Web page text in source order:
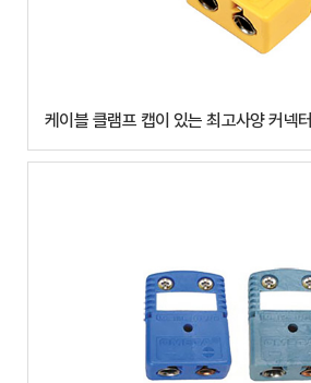
케이블 클램프 캡이 있는 최고사양 커넥터